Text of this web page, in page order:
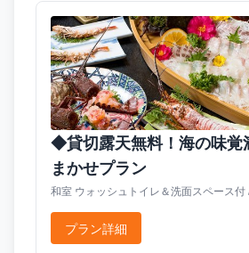
◆貸切露天無料！海の味覚
まかせプラン
和室 ウォッシュトイレ＆洗面スペース付
プラン詳細